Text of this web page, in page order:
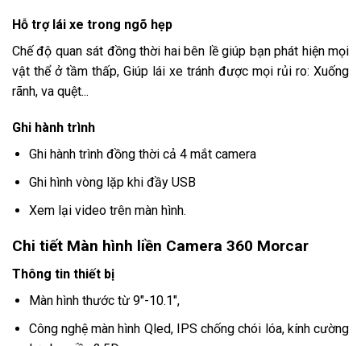
Hỗ trợ lái xe trong ngõ hẹp
Chế độ quan sát đồng thời hai bên lề giúp bạn phát hiện mọi
vật thể ở tầm thấp, Giúp lái xe tránh được mọi rủi ro: Xuống
rãnh, va quệt...
Ghi hành trình
Ghi hành trình đồng thời cả 4 mắt camera
Ghi hình vòng lặp khi đầy USB
Xem lại video trên màn hình.
Chi tiết Màn hình liền Camera 360 Morcar
Thông tin thiết bị
Màn hình thước từ 9"-10.1",
Công nghệ màn hình Qled, IPS chống chói lóa, kính cường